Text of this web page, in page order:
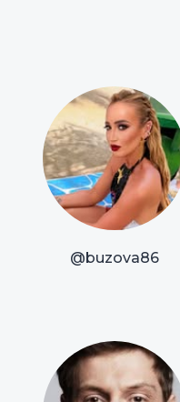
@buzova86